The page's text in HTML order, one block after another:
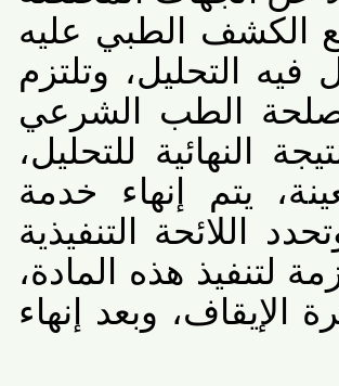
الكشف الطبي عليه
التحليل، وتلتزم
الطب الشرعي
النهائية للتحليل،
يتم إنهاء خدمة
اللائحة التنفيذية
لتنفيذ هذه المادة،
وبعد إنهاء